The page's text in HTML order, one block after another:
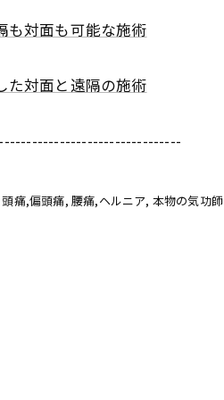
も対面も可能な施術
た対面と遠隔の施術
頭痛,偏頭痛 腰痛,ヘルニア 本物の気功師